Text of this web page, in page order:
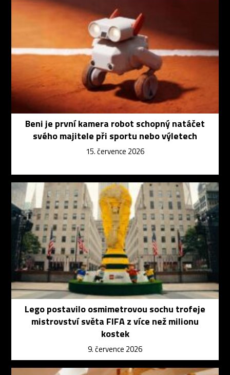
Beni je první kamera robot schopný natáčet
svého majitele při sportu nebo výletech
15. července 2026
Lego postavilo osmimetrovou sochu trofeje
mistrovství světa FIFA z více než milionu
kostek
9. července 2026